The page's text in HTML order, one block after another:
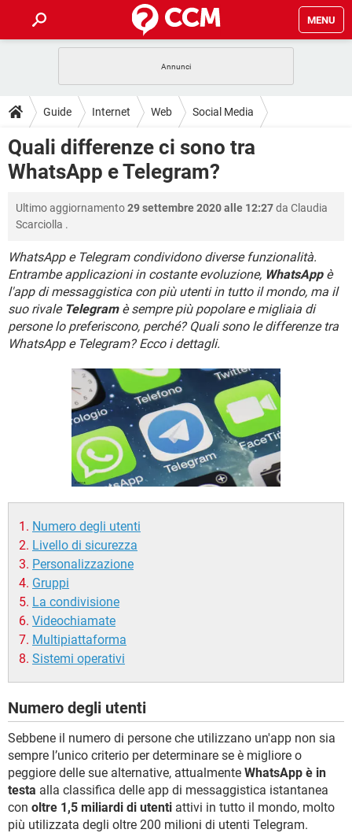
MENU
INTRATTENIMENTO ANDROID
iOS WINDOWS 10
INSTAGRAM WHATSAPP
HARDWARE
GUIDE
COVID-19
INTRATTENIMENTO ANDROID
INSTAGRAM WHATSAPP
HARDWARE
DOWNLOAD
COVID-19 GAMING
iOS
INSTAGRAM WHATSAPP
TIKTOK FACEBOOK
HARDWARE
FORUM
COVID-19 GAMING
iOS WINDOWS 10
INSTAGRAM WHATSAPP
TIKTOK FACEBOOK
HARDWARE
GLOSSARIO
COVID-19 GAMING
INTRATTENIMENTO ANDROID
iOS WINDOWS 10
INSTAGRAM WHATSAPP
Guide Internet Web Social Media
Quali differenze ci sono tra
WhatsApp e Telegram?
Ultimo aggiornamento29 settembre 2020 alle 12:27da Claudia
Scarciolla .
WhatsApp e Telegram condividono diverse funzionalità.
Entrambe applicazioni in costante evoluzione, WhatsAppè
l'app di messaggistica con più utenti in tutto il mondo, ma il
suo rivale Telegramè sempre più popolare e migliaia di
persone lo preferiscono, perché? Quali sono le differenze tra
WhatsApp e Telegram? Ecco i dettagli.
Numero degli utenti
Livello di sicurezza
Personalizzazione
Gruppi
La condivisione
Videochiamate
Multipiattaforma
Sistemi operativi
Numero degli utenti
Sebbene il numero di persone che utilizzano un'app non sia
sempre l’unico criterio per determinare se è migliore o
peggiore delle sue alternative, attualmente WhatsApp è in
testa alla classifica delle app di messaggistica istantanea
con oltre 1,5 miliardi di utenti attivi in tutto il mondo, molto
più utilizzata degli oltre 200 milioni di utenti Telegram.